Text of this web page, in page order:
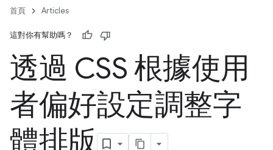
首頁 Articles
這對你有幫助嗎？
透過 CSS 根據使用
者偏好設定調整字
體排版